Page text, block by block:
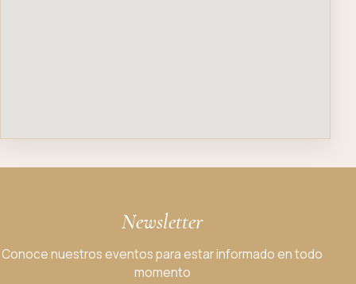
Newsletter
Conoce nuestros eventos para estar informado en todo
momento